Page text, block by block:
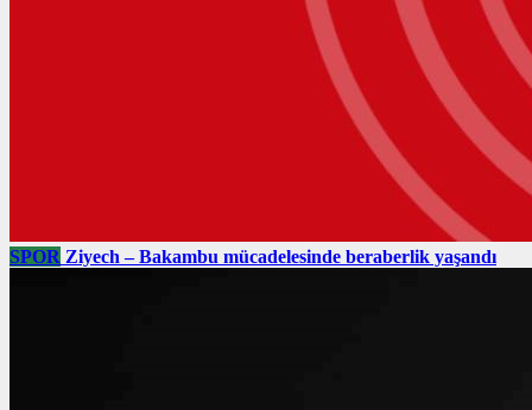
SPOR Ziyech – Bakambu mücadelesinde beraberlik yaşandı